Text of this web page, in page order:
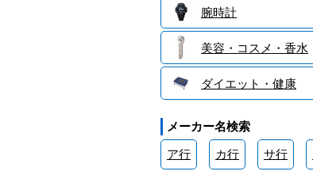
腕時計
美容・コスメ・香水
ダイエット・健康
メーカー名検索
ア行 カ行 サ行